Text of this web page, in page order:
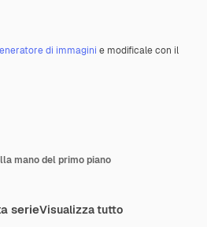
di immagini e modificale con il
mano del primo piano
serieVisualizza tutto